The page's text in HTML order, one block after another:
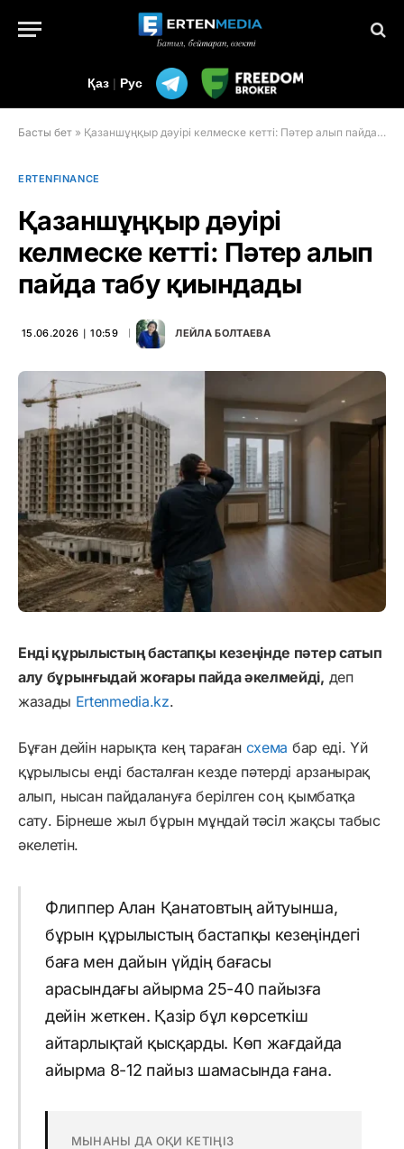
Қаз | Рус
Басты бет » Қазаншұңқыр дәуірі келмеске кетті: Пәтер алып пайда табу қиындады
ERTENFINANCE
Қазаншұңқыр дәуірі
келмеске кетті: Пәтер алып
пайда табу қиындады
15.06.2026 ∣ 10:59 ЛЕЙЛА БОЛТАЕВА
Енді құрылыстың бастапқы кезеңінде пәтер сатып
алу бұрынғыдай жоғары пайда әкелмейді, деп
жазады Ertenmedia.kz.
Бұған дейін нарықта кең тараған схема бар еді. Үй
құрылысы енді басталған кезде пәтерді арзанырақ
алып, нысан пайдалануға берілген соң қымбатқа
сату. Бірнеше жыл бұрын мұндай тәсіл жақсы табыс
әкелетін.
Флиппер Алан Қанатовтың айтуынша,
бұрын құрылыстың бастапқы кезеңіндегі
баға мен дайын үйдің бағасы
арасындағы айырма 25-40 пайызға
дейін жеткен. Қазір бұл көрсеткіш
айтарлықтай қысқарды. Көп жағдайда
айырма 8-12 пайыз шамасында ғана.
МЫНАНЫ ДА ОҚИ КЕТІҢІЗ